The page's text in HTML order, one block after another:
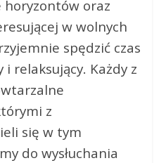
horyzontów oraz
w wolnych
spędzić czas
relaksujący. Każdy z
z
się w tym
do wysłuchania